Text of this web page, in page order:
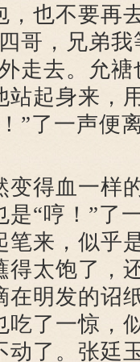
，也不要再
哥，兄弟
走去。允
站起身来，
”了一声便
得血一样
“哼！”了
笔来，似乎
得太饱了，
在明发的诏
吃了一惊，
动了。张廷